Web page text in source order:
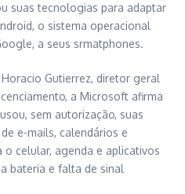
suas tecnologias para adaptar
o sistema operacional
a seus srmatphones.
Gutierrez, diretor geral
a Microsoft afirma
sem autorização, suas
e-mails, calendários e
celular, agenda e aplicativos
bateria e falta de sinal